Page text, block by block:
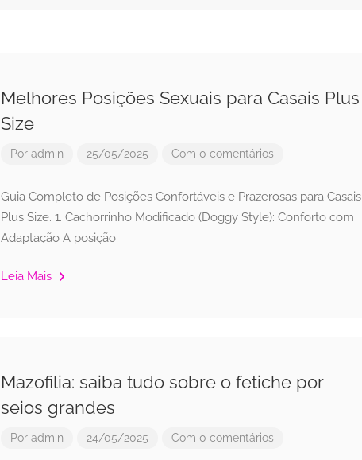
Melhores Posições Sexuais para Casais Plus
Size
Por admin 25/05/2025 Com 0 comentários
Guia Completo de Posições Confortáveis e Prazerosas para Casais
Plus Size. 1. Cachorrinho Modificado (Doggy Style): Conforto com
Adaptação A posição
Leia Mais
Mazofilia: saiba tudo sobre o fetiche por
seios grandes
Por admin 24/05/2025 Com 0 comentários